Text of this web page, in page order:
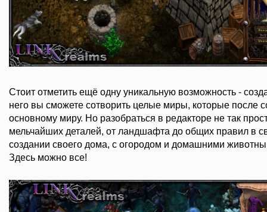
Стоит отметить ещё одну уникальную возможность -
него вы сможете сотворить целые миры, которые после
основному миру. Но разобраться в редакторе не так
мельчайших деталей, от ландшафта до общих правил в
создании своего дома, с огородом и домашними
Здесь можно все!